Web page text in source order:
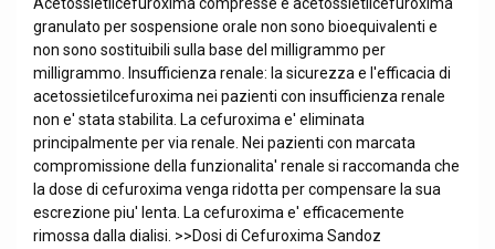
granulato per sospensione orale non sono bioequivalenti e
non sono sostituibili sulla base del milligrammo per
milligrammo. Insufficienza renale: la sicurezza e l'efficacia di
acetossietilcefuroxima nei pazienti con insufficienza renale
non e' stata stabilita. La cefuroxima e' eliminata
principalmente per via renale. Nei pazienti con marcata
compromissione della funzionalita' renale si raccomanda che
la dose di cefuroxima venga ridotta per compensare la sua
escrezione piu' lenta. La cefuroxima e' efficacemente
rimossa dalla dialisi. >>Dosi di Cefuroxima Sandoz